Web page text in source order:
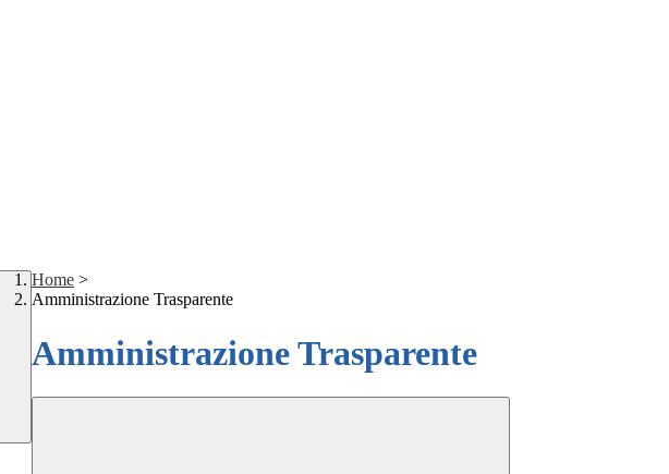
Home >
Amministrazione Trasparente
Amministrazione Trasparente